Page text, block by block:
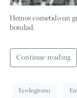
Hemos cometido un
bondad.
Continue reading
Ecologismo